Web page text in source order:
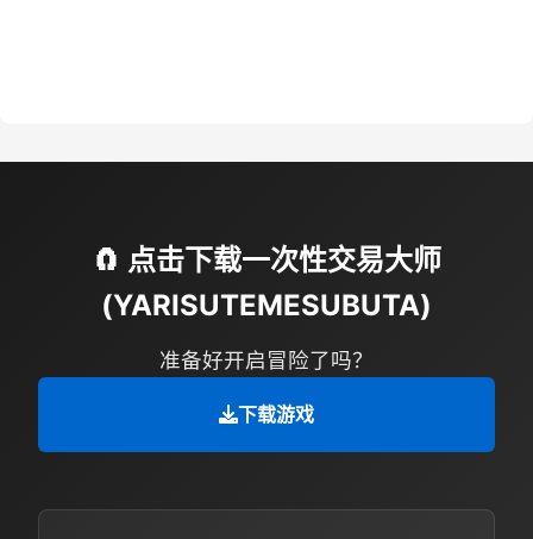
🧲 点击下载一次性交易大师
(YARISUTEMESUBUTA)
准备好开启冒险了吗？
下载游戏